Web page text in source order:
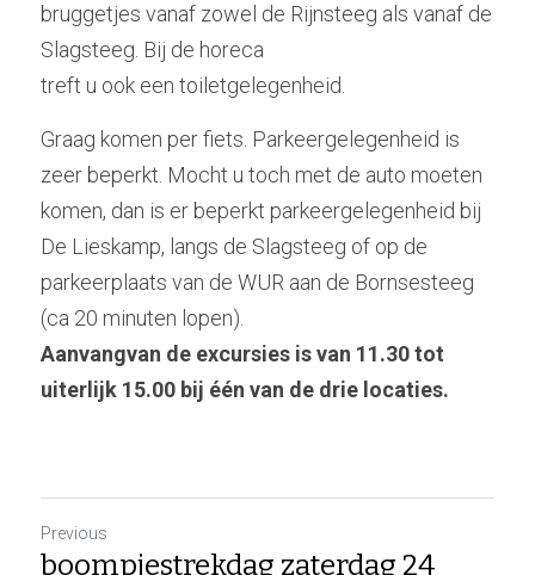
bruggetjes vanaf zowel de Rijnsteeg als vanaf de
Slagsteeg. Bij de horeca
treft u ook een toiletgelegenheid.
Graag komen per fiets. Parkeergelegenheid is
zeer beperkt. Mocht u toch met de auto moeten
komen, dan is er beperkt parkeergelegenheid bij
De Lieskamp, langs de Slagsteeg of op de
parkeerplaats van de WUR aan de Bornsesteeg
(ca 20 minuten lopen).
Aanvangvan de excursies is van 11.30 tot
uiterlijk 15.00 bij één van de drie locaties.
Previous
boompjestrekdag zaterdag 24